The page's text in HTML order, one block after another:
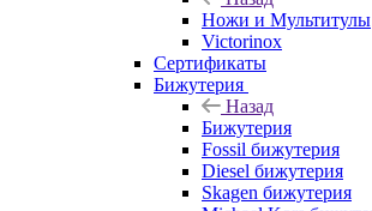
Ножи и Мультитулы
Victorinox
Сертификаты
Бижутерия
Назад
Бижутерия
Fossil бижутерия
Diesel бижутерия
Skagen бижутерия